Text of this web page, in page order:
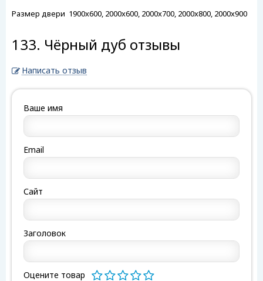
Размер двери 1900x600, 2000x600, 2000x700, 2000x800, 2000x900
133. Чёрный дуб отзывы
Написать отзыв
Ваше имя
Email
Сайт
Заголовок
Оцените товар